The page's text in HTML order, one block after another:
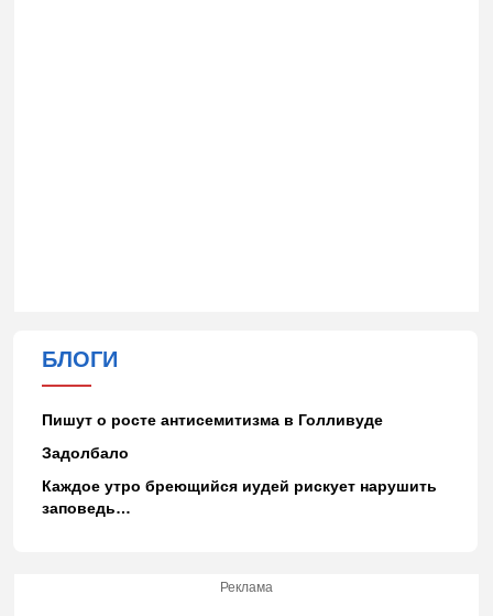
БЛОГИ
Пишут о росте антисемитизма в Голливуде
Задолбало
Каждое утро бреющийся иудей рискует нарушить
заповедь…
Реклама